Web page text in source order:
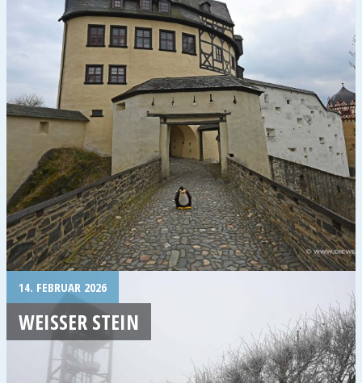
14. FEBRUAR 2026
WEISSER STEIN